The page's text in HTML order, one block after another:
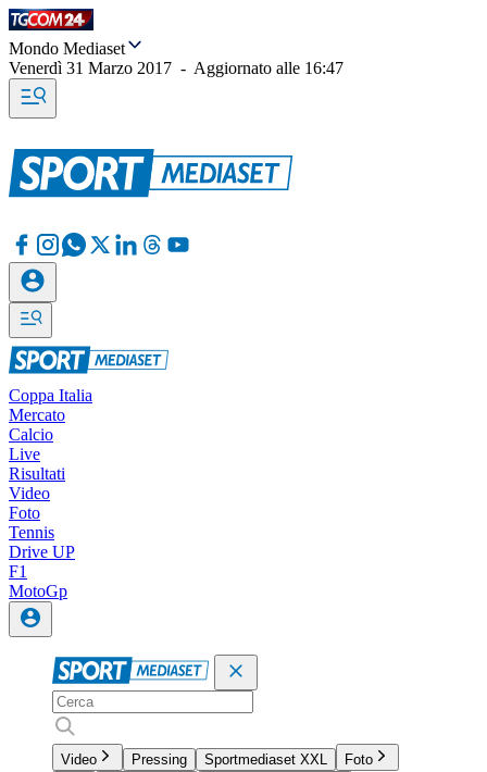
Mondo Mediaset
Venerdì 31 Marzo 2017 - Aggiornato alle 16:47
Coppa Italia
Mercato
Calcio
Live
Risultati
Video
Foto
Tennis
Drive UP
F1
MotoGp
Video Pressing Sportmediaset XXL
Foto